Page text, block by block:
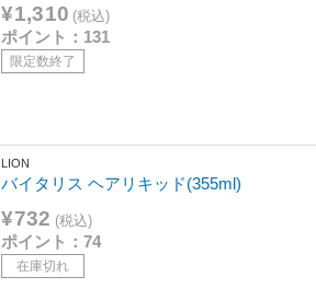
¥1,310 (税込)
ポイント：131
限定数終了
LION
バイタリス ヘアリキッド(355ml)
¥732 (税込)
ポイント：74
在庫切れ